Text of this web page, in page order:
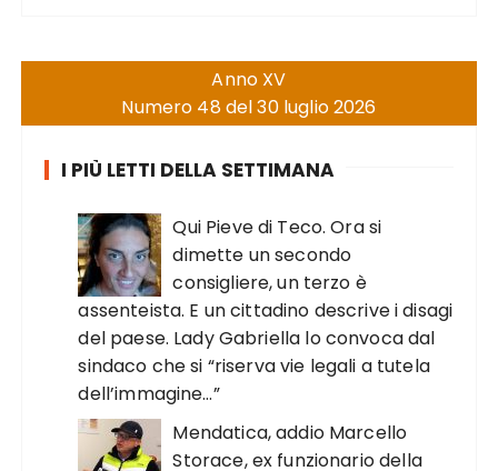
Anno XV
Numero 48 del 30 luglio 2026
I PIÙ LETTI DELLA SETTIMANA
Qui Pieve di Teco. Ora si
dimette un secondo
consigliere, un terzo è
assenteista. E un cittadino descrive i disagi
del paese. Lady Gabriella lo convoca dal
sindaco che si “riserva vie legali a tutela
dell’immagine…”
Mendatica, addio Marcello
Storace, ex funzionario della